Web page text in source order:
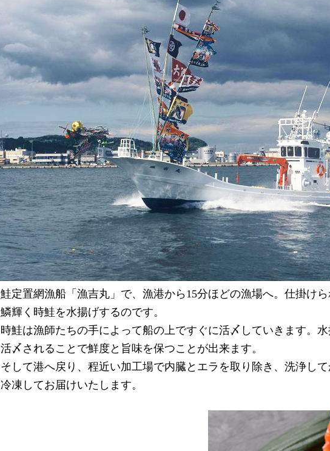
鮭定置網漁船「漁吉丸」で、漁港から15分ほどの漁場へ。仕掛け
鱗輝く時鮭を水揚げするのです。
時鮭は漁師たちの手によって船の上ですぐに活〆していきます。
活〆されることで鮮度と旨味を保つことが出来ます。
そして港へ戻り、程近い加工場で内臓とエラを取り除き、洗浄し
冷凍してお届けいたします。